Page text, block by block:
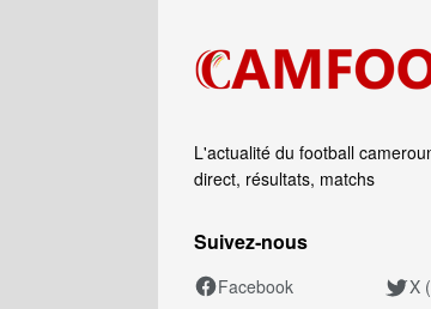
L'actualité du football
direct, résultats, matchs
Suivez‑nous
Facebook X